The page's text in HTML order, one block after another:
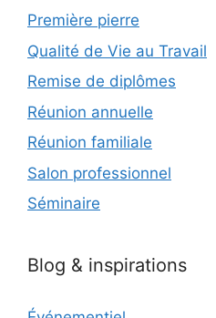
Première pierre
Qualité de Vie au Travail
Remise de diplômes
Réunion annuelle
Réunion familiale
Salon professionnel
Séminaire
Blog & inspirations